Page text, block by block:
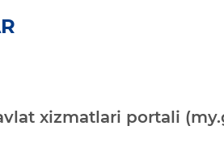
xizmatlari portali